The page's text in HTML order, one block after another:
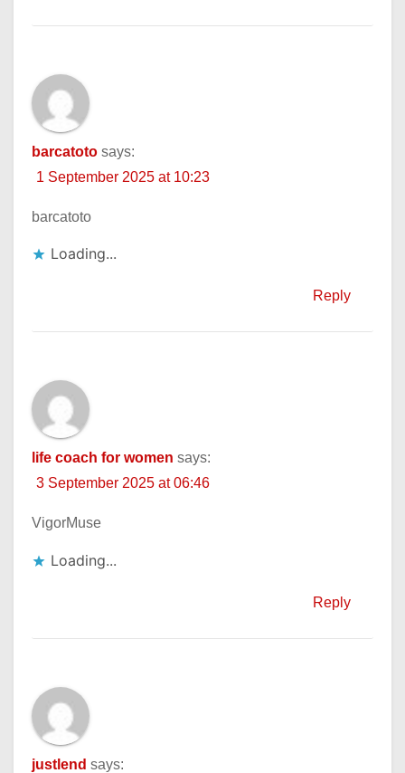
barcatoto says:
1 September 2025 at 10:23
barcatoto
Loading...
Reply
life coach for women says:
3 September 2025 at 06:46
VigorMuse
Loading...
Reply
justlend says: